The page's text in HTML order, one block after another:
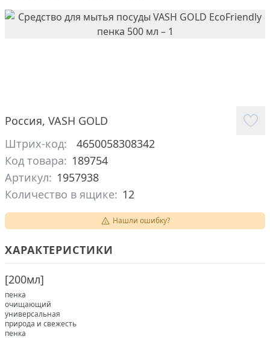
Россия, VASH GOLD
Штрих-код:
4650058308342
Код товара: 189754
Артикул: 1957938
Количество в ящике: 12
Нашли ошибку?
ХАРАКТЕРИСТИКИ
[200мл]
пенка
очищающий
универсальная
природа и свежесть
пенка